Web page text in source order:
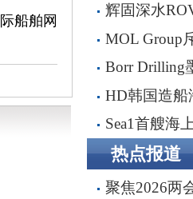
船舶网
美元
辉固深水
海上钻井作业
MOL Group
购壳牌旗下塞
Borr Drilling
完成五座钻井
2.87亿美元
HD韩国造船
手打造全流程
Sea1首艘海
船船厂顺利下水
热点报道
聚焦2026两